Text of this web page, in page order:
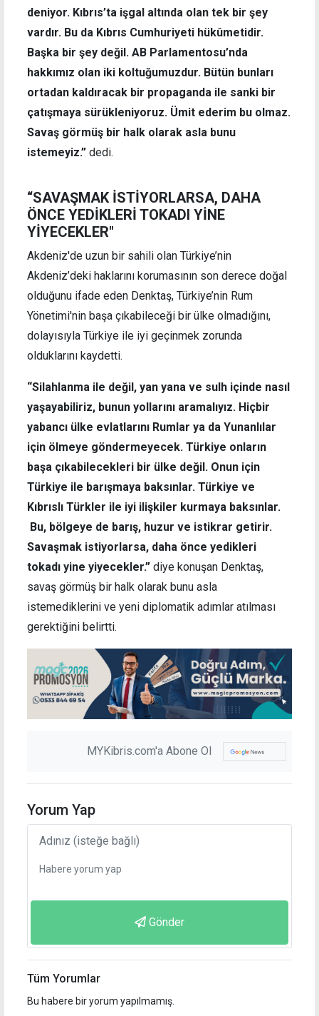
deniyor. Kıbrıs’ta işgal altında olan tek bir şey
vardır. Bu da Kıbrıs Cumhuriyeti hükûmetidir.
Başka bir şey değil. AB Parlamentosu’nda
hakkımız olan iki koltuğumuzdur. Bütün bunları
ortadan kaldıracak bir propaganda ile sanki bir
çatışmaya sürükleniyoruz. Ümit ederim bu olmaz.
Savaş görmüş bir halk olarak asla bunu
istemeyiz.” dedi.
“SAVAŞMAK İSTİYORLARSA, DAHA
ÖNCE YEDİKLERİ TOKADI YİNE
YİYECEKLER"
Akdeniz'de uzun bir sahili olan Türkiye’nin
Akdeniz’deki haklarını korumasının son derece doğal
olduğunu ifade eden Denktaş, Türkiye’nin Rum
Yönetimi'nin başa çıkabileceği bir ülke olmadığını,
dolayısıyla Türkiye ile iyi geçinmek zorunda
olduklarını kaydetti.
“Silahlanma ile değil, yan yana ve sulh içinde nasıl
yaşayabiliriz, bunun yollarını aramalıyız. Hiçbir
yabancı ülke evlatlarını Rumlar ya da Yunanlılar
için ölmeye göndermeyecek. Türkiye onların
başa çıkabilecekleri bir ülke değil. Onun için
Türkiye ile barışmaya baksınlar. Türkiye ve
Kıbrıslı Türkler ile iyi ilişkiler kurmaya baksınlar.
Bu, bölgeye de barış, huzur ve istikrar getirir.
Savaşmak istiyorlarsa, daha önce yedikleri
tokadı yine yiyecekler.” diye konuşan Denktaş,
savaş görmüş bir halk olarak bunu asla
istemediklerini ve yeni diplomatik adımlar atılması
gerektiğini belirtti.
MYKibris.com'a Abone Ol
Yorum Yap
Gönder
Tüm Yorumlar
Bu habere bir yorum yapılmamış.